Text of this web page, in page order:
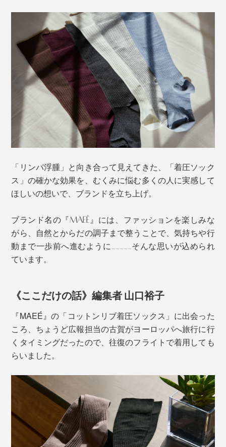
な色合い。スポーティにならず、ブラックほど強すぎ
ず、ボトムと靴をうまく繋いでくれるおしゃれカラーで
す。
「コットンリブ着圧ソックス」なら、むくみケアとファ
ンション性の両立が可能。夕方の足の重だるさから解放
されてください！
「リンパ浮腫」と向き合って見えてきた、「着圧ソック
ス」の確かな効果を、むくみに悩む多くの人に実感して
ほしいの想いで、ブランドを立ち上げ。
ブランド名の『MAEÉ』には、ファッションを楽しみな
がら、自然とからだの調子まで整うことで、気持ちや行
動まで一歩前へ進むように_____そんな思いが込められ
ています。
《ここだけの話》編集者 山口裕子
『MAEÉ』の「コットンリブ着圧ソックス」に出会った
ころ、ちょうど広報担当の古賀がヨーロッパへ旅行に行
くタイミングだったので、往復のフライトで着用しても
らいました。